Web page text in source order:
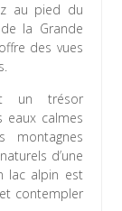
au pied du
la Grande
des vues
un trésor
eaux calmes
montagnes
d’une
lac alpin est
contempler